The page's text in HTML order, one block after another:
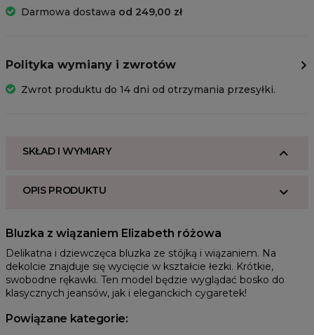
Darmowa dostawa od 249,00 zł
Polityka wymiany i zwrotów
Zwrot produktu do 14 dni od otrzymania przesyłki.
SKŁAD I WYMIARY
OPIS PRODUKTU
Bluzka z wiązaniem Elizabeth różowa
Delikatna i dziewczęca bluzka ze stójką i wiązaniem. Na
dekolcie znajduje się wycięcie w kształcie łezki. Krótkie,
swobodne rękawki. Ten model będzie wyglądać bosko do
klasycznych jeansów, jak i eleganckich cygaretek!
Powiązane kategorie: